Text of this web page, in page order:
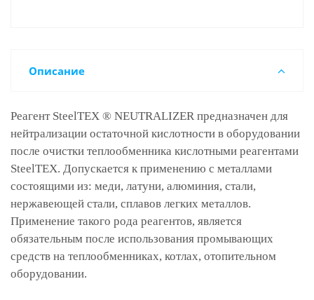
Описание
Реагент SteelTEX ® NEUTRALIZER предназначен для
нейтрализации остаточной кислотности в оборудовании
после очистки теплообменника кислотными реагентами
SteelTEX. Допускается к применению с металлами
состоящими из: меди, латуни, алюминия, стали,
нержавеющей стали, сплавов легких металлов.
Применение такого рода реагентов, является
обязательным после использования промывающих
средств на теплообменниках, котлах, отопительном
оборудовании.